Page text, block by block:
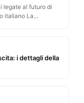
legate al futuro di
italiano La
i dettagli della